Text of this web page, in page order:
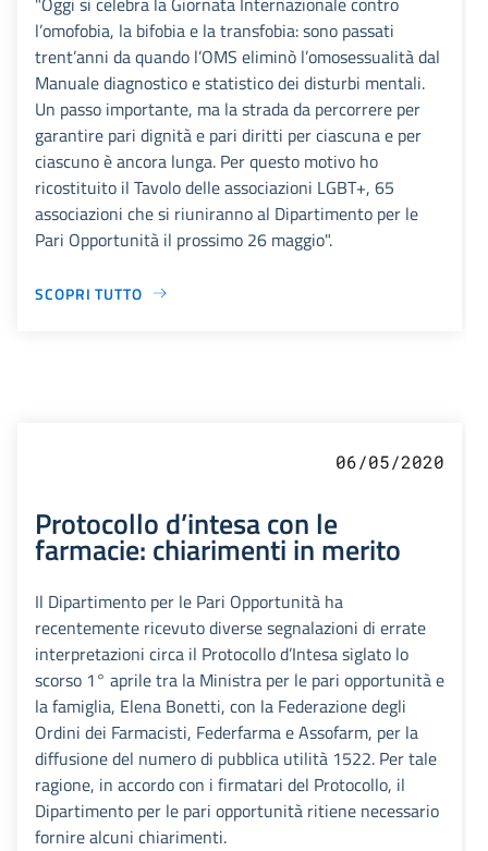
l’omofobia, la bifobia e la transfobia: sono passati
trent’anni da quando l’OMS eliminò l’omosessualità dal
Manuale diagnostico e statistico dei disturbi mentali.
Un passo importante, ma la strada da percorrere per
garantire pari dignità e pari diritti per ciascuna e per
ciascuno è ancora lunga. Per questo motivo ho
ricostituito il Tavolo delle associazioni LGBT+, 65
associazioni che si riuniranno al Dipartimento per le
Pari Opportunità il prossimo 26 maggio".
SCOPRI TUTTO
06/05/2020
Protocollo d’intesa con le
farmacie: chiarimenti in merito
Il Dipartimento per le Pari Opportunità ha
recentemente ricevuto diverse segnalazioni di errate
interpretazioni circa il Protocollo d’Intesa siglato lo
scorso 1° aprile tra la Ministra per le pari opportunità e
la famiglia, Elena Bonetti, con la Federazione degli
Ordini dei Farmacisti, Federfarma e Assofarm, per la
diffusione del numero di pubblica utilità 1522. Per tale
ragione, in accordo con i firmatari del Protocollo, il
Dipartimento per le pari opportunità ritiene necessario
fornire alcuni chiarimenti.